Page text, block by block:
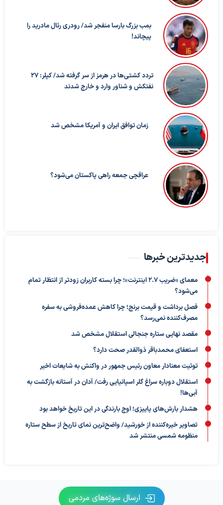
بمب بزرگ بارسا منفجر شد/ رودری رئال مادرید را
پیچاند!
تردد کشتی‌ها در هرمز از سر گرفته شد/ کپلر: ۲۷
نفتکش و شناور وارد و خارج شدند
زمان توافق ایران و آمریکا مشخص شد
عراقچی جمعه راهی پاکستان می‌شود؟
جدیدترین خبرها
معمای «ضریب ۲.۷ اینترنت»؛ چرا بسته کاربران زودتر از انتظار تمام
می‌شود؟
فصل برداشت و قیمت برنج؛ چرا کاهش عمده‌فروشی به سفره
مصرف‌کننده نمی‌رسد؟
مقصد نهایی ستاره جنجالی استقلال مشخص شد
استعفای محمدباقر ذوالقدر صحت دارد؟
توئیت معنادار معاون رئیس جمهور در واکنش به شایعات اخیر
استقلال دوباره سراغ گلر اسپانیایی رفت/ آدان در آستانه بازگشت به
آبی‌ها!
هشدار بارش‌های پاییزی؛ اوج بارندگی در این تاریخ خواهد بود
تصاویر خیره‌کننده از خورشید/ واضح‌ترین نمای تاریخ از سطح ستاره
منظومه شمسی منتشر شد
ارسال سوژه‌های مردمی